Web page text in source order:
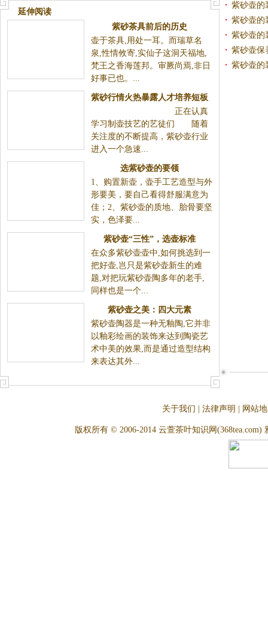
延伸阅读
紫砂茶具前后的历史
壶于茶具,用处一耳。而瑞草名
泉,性情攸寄,实仙子这洞天福地,
梵王之香海莲邦。审厥尚焉,非日
好事已也。...
紫砂行情火热暴露人才培养短板
正在认真
学习制壶技艺的艺徒们 随着
关注度的不断提高，紫砂壶行业
进入一个急速...
选紫砂壶的要领
1、购置新壶，壶手工艺造型与外
形要美，要自己看得舒服满意为
佳；2、紫砂壶的质地、胎骨要坚
实，色泽要...
紫砂壶“三性”，选壶标准
在众多紫砂壶壶中,如何挑选到一
把好壶,岂只是紫砂壶新生的难
题,对把玩紫砂壶陶多年的老手,
同样也是一个...
紫砂壶之美：四大元素
紫砂壶陶器是一种无釉陶,它并非
以釉彩绘画的装饰来达到陶瓷艺
术中美的效果,而是通过造型结构
来表达其外...
紫砂壶
紫砂壶
紫砂壶
紫砂壶保
紫砂壶
关于我们 法律声明 网站
版权所有 © 2006-2014 云萱茶叶知识网